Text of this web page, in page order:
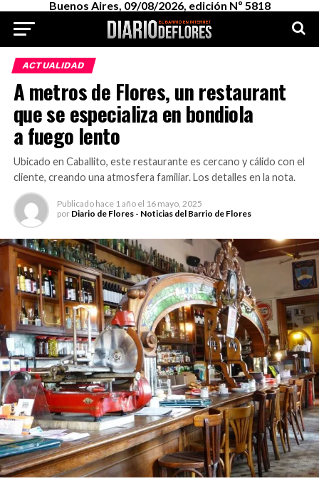
Buenos Aires, 09/08/2026, edición Nº 5818
ACTUALIDAD
A metros de Flores, un restaurant
que se especializa en bondiola
a fuego lento
Ubicado en Caballito, este restaurante es cercano y cálido con el
cliente, creando una atmosfera familiar. Los detalles en la nota.
Publicado hace 1 año el 16 mayo, 2025
por Diario de Flores - Noticias del Barrio de Flores